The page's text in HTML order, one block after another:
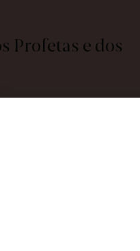
Profetas e dos
newsletter